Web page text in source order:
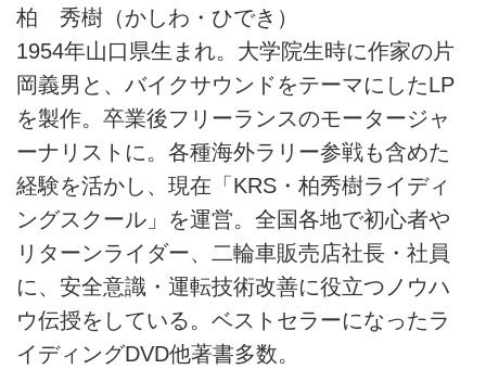
柏 秀樹（かしわ・ひでき）
1954年山口県生まれ。大学院生時に作家の片
岡義男と、バイクサウンドをテーマにしたLP
を製作。卒業後フリーランスのモータージャ
ーナリストに。各種海外ラリー参戦も含めた
経験を活かし、現在「KRS・柏秀樹ライディ
ングスクール」を運営。全国各地で初心者や
リターンライダー、二輪車販売店社長・社員
に、安全意識・運転技術改善に役立つノウハ
ウ伝授をしている。ベストセラーになったラ
イディングDVD他著書多数。